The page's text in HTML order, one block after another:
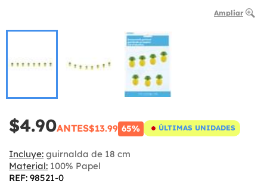
Ampliar
$4.90ANTES$13.99 65% ÚLTIMAS UNIDADES
Incluye: guirnalda de 18 cm
Material: 100% Papel
REF: 98521-0